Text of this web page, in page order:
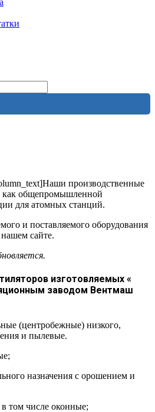
производственные
как общепромышленной
для атомных станций.
и поставляемого оборудования
сайте.
изготовляемых «
заводом Вентмаш
(центробежные) низкого,
и пылевые.
назначения с орошением и
том числе оконные;